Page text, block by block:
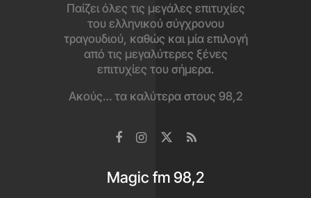
Παίζει όλες τις μεγάλες επιτυχίες
του ελληνικού σύγχρονου
τραγουδιού, καθώς και μία επιλογή
από τις μεγαλύτερες ξένες
επιτυχίες του σήμερα.
Ακούς… τα καλύτερα στους 98,2
Magic fm 98,2